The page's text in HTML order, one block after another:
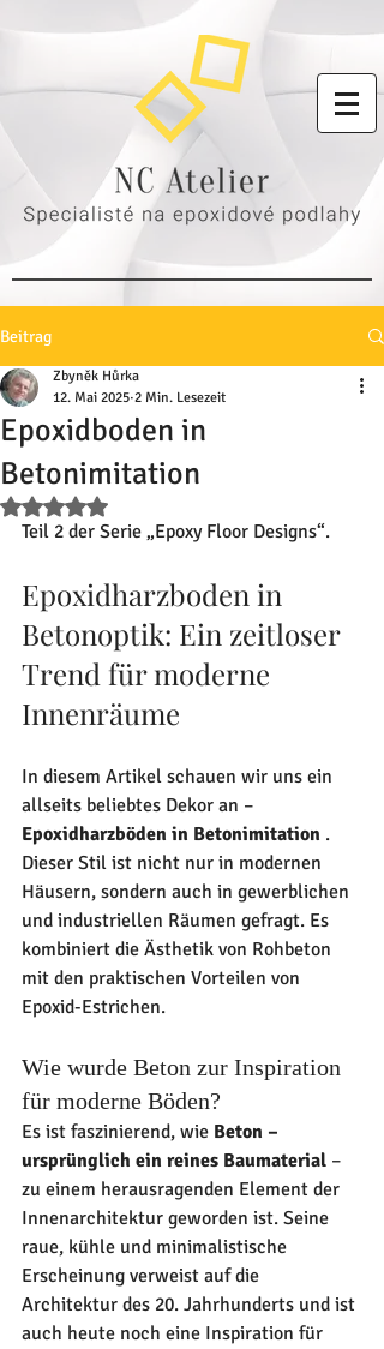
Beitrag
Epoxidboden in
Betonimitation
Zbyněk Hůrka
12. Mai 2025 2 Min. Lesezeit
Mit NaN von 5 Sternen bewertet.
Teil 2 der Serie „Epoxy Floor Designs“.
Epoxidharzboden in
Betonoptik: Ein zeitloser
Trend für moderne
Innenräume
In diesem Artikel schauen wir uns ein
allseits beliebtes Dekor an –
Epoxidharzböden in Betonimitation .
Dieser Stil ist nicht nur in modernen
Häusern, sondern auch in gewerblichen
und industriellen Räumen gefragt. Es
kombiniert die Ästhetik von Rohbeton
mit den praktischen Vorteilen von
Epoxid-Estrichen.
Wie wurde Beton zur Inspiration
für moderne Böden?
Es ist faszinierend, wie Beton –
ursprünglich ein reines Baumaterial –
zu einem herausragenden Element der
Innenarchitektur geworden ist. Seine
raue, kühle und minimalistische
Erscheinung verweist auf die
Architektur des 20. Jahrhunderts und ist
auch heute noch eine Inspiration für